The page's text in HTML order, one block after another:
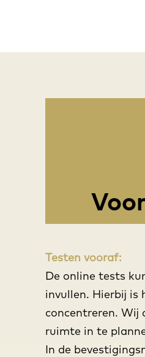
Testen vooraf:
De online tests
invullen. Hierbij is
concentreren. Wij
ruimte in te
In de